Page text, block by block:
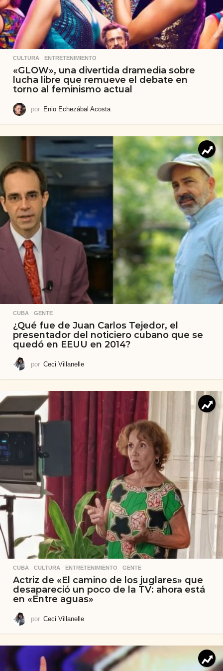
CULTURA ,ENTRETENIMIENTO
«GLOW», una divertida dramedia sobre
lucha libre que remueve el debate en
torno al feminismo actual
por Enio Echezábal Acosta
CUBA ,GENTE
¿Qué fue de Juan Carlos Tejedor, el
presentador del noticiero cubano que se
quedó en EEUU en 2014?
por Ceci Villanelle
CUBA ,CULTURA ,ENTRETENIMIENTO ,GENTE
Actriz de «El camino de los juglares» que
desapareció un poco de la TV: ahora está
en «Entre aguas»
por Ceci Villanelle